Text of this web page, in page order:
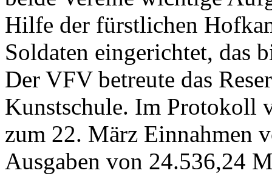
Hilfe der fürstlichen
Soldaten eingerichtet, das
Der VFV betreute das
Kunstschule. Im Protokoll
zum 22. März Einnahmen
Ausgaben von 24.536,24